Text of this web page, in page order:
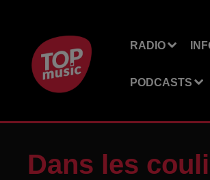
RADIO
PODCASTS
Dans les